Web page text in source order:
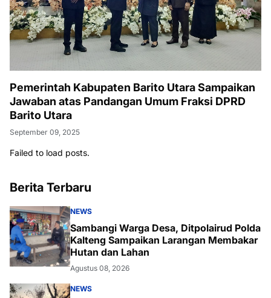
Pemerintah Kabupaten Barito Utara Sampaikan
Jawaban atas Pandangan Umum Fraksi DPRD
Barito Utara
September 09, 2025
Failed to load posts.
Berita Terbaru
NEWS
Sambangi Warga Desa, Ditpolairud Polda
Kalteng Sampaikan Larangan Membakar
Hutan dan Lahan
Agustus 08, 2026
NEWS